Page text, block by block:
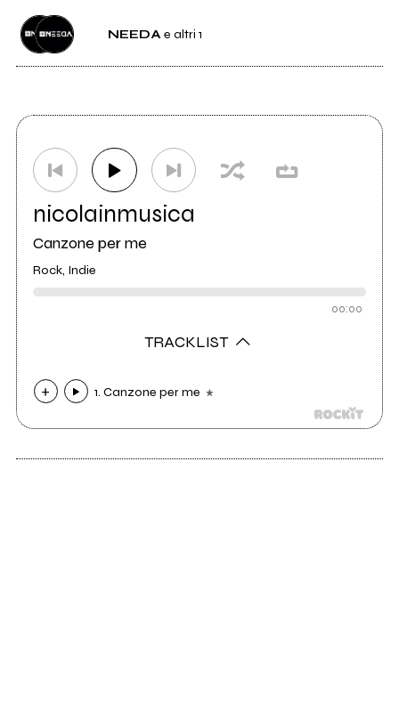
NEEDAe altri 1
nicolainmusica
Canzone per me
Rock, Indie
00:00
TRACKLIST
1. Canzone per me